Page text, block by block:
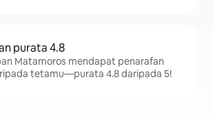
purata 4.8
Matamoros mendapat penarafan
tetamu—purata 4.8 daripada 5!